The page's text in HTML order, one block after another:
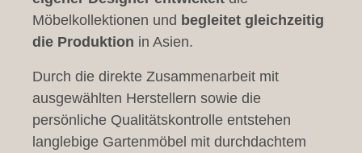
Möbelkollektionen und begleitet gleichzeitig
die Produktion in Asien.
Durch die direkte Zusammenarbeit mit
ausgewählten Herstellern sowie die
persönliche Qualitätskontrolle entstehen
langlebige Gartenmöbel mit durchdachtem